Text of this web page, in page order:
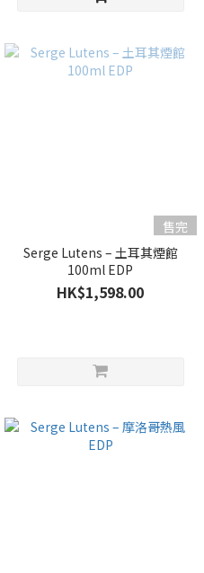
售完
Serge Lutens – 土耳其煙館
100ml EDP
HK$1,598.00